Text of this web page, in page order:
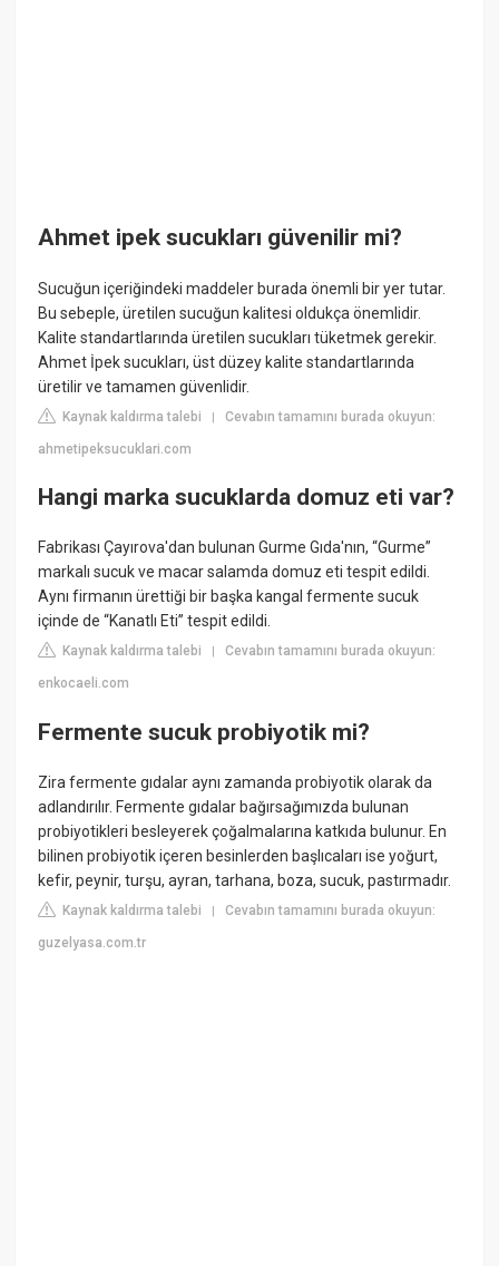
Ahmet ipek sucukları güvenilir mi?
Sucuğun içeriğindeki maddeler burada önemli bir yer tutar.
Bu sebeple, üretilen sucuğun kalitesi oldukça önemlidir.
Kalite standartlarında üretilen sucukları tüketmek gerekir.
Ahmet İpek sucukları, üst düzey kalite standartlarında
üretilir ve tamamen güvenlidir.
Kaynak kaldırma talebi |Cevabın tamamını burada okuyun:
ahmetipeksucuklari.com
Hangi marka sucuklarda domuz eti var?
Fabrikası Çayırova'dan bulunan Gurme Gıda'nın, “Gurme”
markalı sucuk ve macar salamda domuz eti tespit edildi.
Aynı firmanın ürettiği bir başka kangal fermente sucuk
içinde de “Kanatlı Eti” tespit edildi.
Kaynak kaldırma talebi |Cevabın tamamını burada okuyun:
enkocaeli.com
Fermente sucuk probiyotik mi?
Zira fermente gıdalar aynı zamanda probiyotik olarak da
adlandırılır. Fermente gıdalar bağırsağımızda bulunan
probiyotikleri besleyerek çoğalmalarına katkıda bulunur. En
bilinen probiyotik içeren besinlerden başlıcaları ise yoğurt,
kefir, peynir, turşu, ayran, tarhana, boza, sucuk, pastırmadır.
Kaynak kaldırma talebi |Cevabın tamamını burada okuyun:
guzelyasa.com.tr